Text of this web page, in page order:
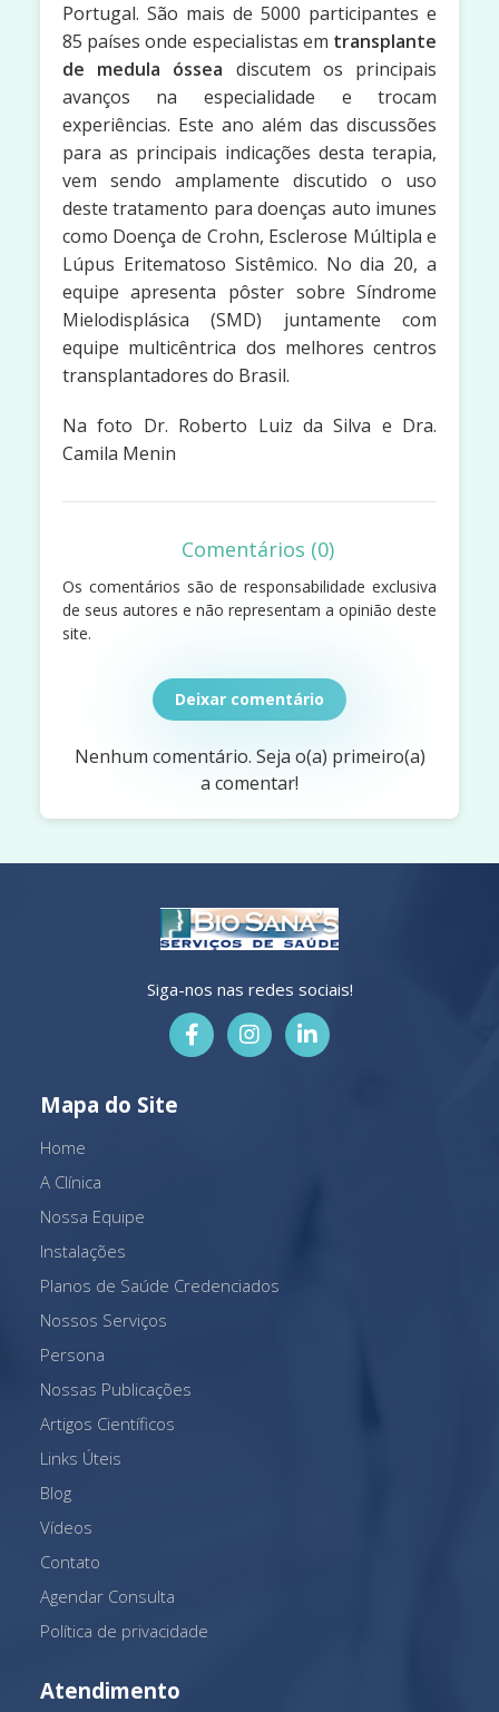
Portugal. São mais de 5000 participantes e
85 países onde especialistas em transplante
de medula óssea discutem os principais
avanços na especialidade e trocam
experiências. Este ano além das discussões
para as principais indicações desta terapia,
vem sendo amplamente discutido o uso
deste tratamento para doenças auto imunes
como Doença de Crohn, Esclerose Múltipla e
Lúpus Eritematoso Sistêmico. No dia 20, a
equipe apresenta pôster sobre Síndrome
Mielodisplásica (SMD) juntamente com
equipe multicêntrica dos melhores centros
transplantadores do Brasil.
Na foto Dr. Roberto Luiz da Silva e Dra.
Camila Menin
Comentários (0)
Os comentários são de responsabilidade exclusiva
de seus autores e não representam a opinião deste
site.
Deixar comentário
Nenhum comentário. Seja o(a) primeiro(a)
a comentar!
Siga-nos nas redes sociais!
Mapa do Site
Home
A Clínica
Nossa Equipe
Instalações
Planos de Saúde Credenciados
Nossos Serviços
Persona
Nossas Publicações
Artigos Científicos
Links Úteis
Blog
Vídeos
Contato
Agendar Consulta
Política de privacidade
Atendimento